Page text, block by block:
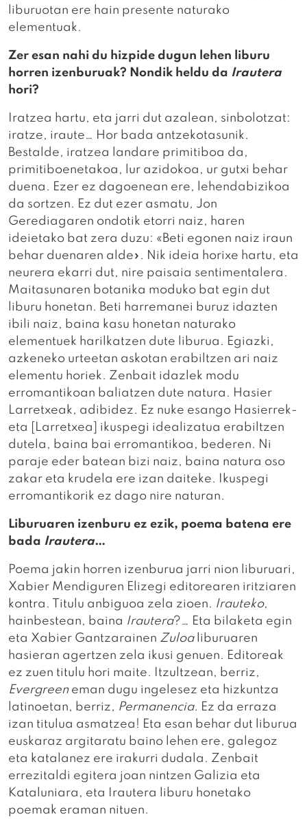
liburuotan ere hain presente naturako
elementuak.
Zer esan nahi du hizpide dugun lehen liburu
horren izenburuak? Nondik heldu da Irautera
hori?
Iratzea hartu, eta jarri dut azalean, sinbolotzat:
iratze, iraute… Hor bada antzekotasunik.
Bestalde, iratzea landare primitiboa da,
primitiboenetakoa, lur azidokoa, ur gutxi behar
duena. Ezer ez dagoenean ere, lehendabizikoa
da sortzen. Ez dut ezer asmatu, Jon
Gerediagaren ondotik etorri naiz, haren
ideietako bat zera duzu: «Beti egonen naiz iraun
behar duenaren alde». Nik ideia horixe hartu, eta
neurera ekarri dut, nire paisaia sentimentalera.
Maitasunaren botanika moduko bat egin dut
liburu honetan. Beti harremanei buruz idazten
ibili naiz, baina kasu honetan naturako
elementuek harilkatzen dute liburua. Egiazki,
azkeneko urteetan askotan erabiltzen ari naiz
elementu horiek. Zenbait idazlek modu
erromantikoan baliatzen dute natura. Hasier
Larretxeak, adibidez. Ez nuke esango Hasierrek-
eta [Larretxea] ikuspegi idealizatua erabiltzen
dutela, baina bai erromantikoa, bederen. Ni
paraje eder batean bizi naiz, baina natura oso
zakar eta krudela ere izan daiteke. Ikuspegi
erromantikorik ez dago nire naturan.
Liburuaren izenburu ez ezik, poema batena ere
bada Irautera…
Poema jakin horren izenburua jarri nion liburuari,
Xabier Mendiguren Elizegi editorearen iritziaren
kontra. Titulu anbiguoa zela zioen. Irauteko,
hainbestean, baina Irautera?… Eta bilaketa egin
eta Xabier Gantzarainen Zuloaliburuaren
hasieran agertzen zela ikusi genuen. Editoreak
ez zuen titulu hori maite. Itzultzean, berriz,
Evergreen eman dugu ingelesez eta hizkuntza
latinoetan, berriz, Permanencia. Ez da erraza
izan titulua asmatzea! Eta esan behar dut liburua
euskaraz argitaratu baino lehen ere, galegoz
eta katalanez ere irakurri dudala. Zenbait
errezitaldi egitera joan nintzen Galizia eta
Kataluniara, eta Irautera liburu honetako
poemak eraman nituen.